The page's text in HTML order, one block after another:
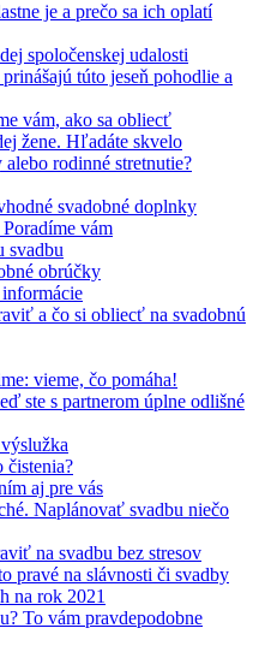
je a prečo sa ich oplatí
spoločenskej udalosti
túto jeseň pohodlie a
vám, ako sa obliecť
žene. Hľadáte skvelo
rodinné stretnutie?
svadobné doplnky
vám
svadbu
obrúčky
a čo si obliecť na svadobnú
vieme, čo pomáha!
ste s partnerom úplne odlišné
čistenia?
aj pre vás
Naplánovať svadbu niečo
na svadbu bez stresov
pravé na slávnosti či svadby
na rok 2021
To vám pravdepodobne